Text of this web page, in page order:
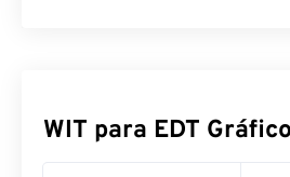
WIT para EDT Gráfico